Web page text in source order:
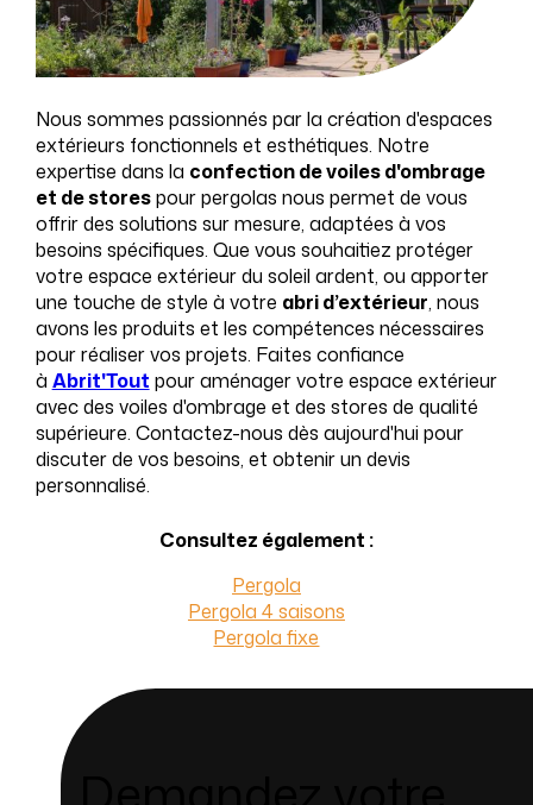
Nous sommes passionnés par la création d'espaces
extérieurs fonctionnels et esthétiques. Notre
expertise dans la confection de voiles d'ombrage
et de stores pour pergolas nous permet de vous
offrir des solutions sur mesure, adaptées à vos
besoins spécifiques. Que vous souhaitiez protéger
votre espace extérieur du soleil ardent, ou apporter
une touche de style à votre abri d’extérieur, nous
avons les produits et les compétences nécessaires
pour réaliser vos projets. Faites confiance
à Abrit'Tout pour aménager votre espace extérieur
avec des voiles d'ombrage et des stores de qualité
supérieure. Contactez-nous dès aujourd'hui pour
discuter de vos besoins, et obtenir un devis
personnalisé.
Consultez également :
Pergola
Pergola 4 saisons
Pergola fixe